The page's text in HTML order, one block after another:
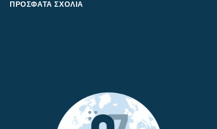
ΠΡΌΣΦΑΤΑ ΣΧΌΛΙΑ